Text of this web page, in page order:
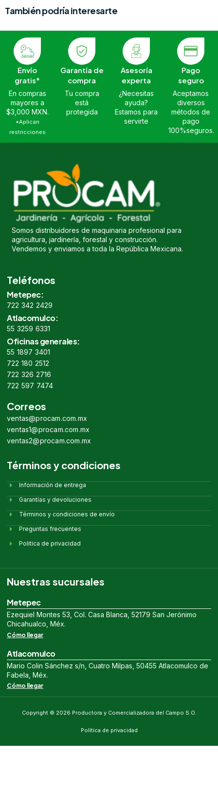
También podría interesarte
Envío
gratis*
En compras
mayores a
$3,000 MXN.
*Aplican
restricciones
Garantía de
compra
Tu compra
está
protegida
Asesoría
experta
¿Necesitas
ayuda?
Estamos para
servirte
Pago
seguro
Aceptamos
diversos
métodos de
pago
100%seguros.
Somos distribuidores de maquinaria profesional para
agricultura, jardinería, forestal y construcción.
Vendemos y enviamos a toda la República Mexicana.
Teléfonos
Metepec:
722 342 2429
Atlacomulco:
55 3259 6331
Oficinas generales:
55 1897 3401
722 180 2512
722 326 2716
722 597 7474
Correos
ventas@procam.com.mx
ventas1@procam.com.mx
ventas2@procam.com.mx
Términos y condiciones
Información de entrega
Garantías y devoluciones
Términos y condiciones de envío
Preguntas frecuentes
Politica de privacidad
Nuestras sucursales
Metepec
Ezequiel Montes 53, Col. Casa Blanca, 52179 San Jerónimo
Chicahualco, Méx.
Cómo llegar
Atlacomulco
Mario Colin Sánchez s/n, Cuatro Milpas, 50455 Atlacomulco de
Fabela, Méx.
Cómo llegar
Copyright © 2026 Productora y Comercializadora del Campo S.O.
Política de privacidad